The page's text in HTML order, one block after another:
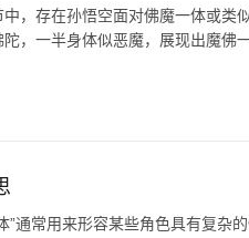
，存在孙悟空面对佛魔一体或类
，一半身体似恶魔，展现出魔佛
”通常用来形容某些角色具有复杂